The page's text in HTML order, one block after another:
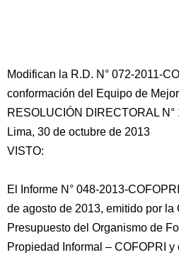
Modifican la R.D. N° 072-2011-
conformación del Equipo de
RESOLUCIÓN DIRECTORAL
Lima, 30 de octubre de 2013
VISTO:
El Informe N° 048-2013-
de agosto de 2013, emitido por
Presupuesto del Organismo de
Propiedad Informal – COFOPRI